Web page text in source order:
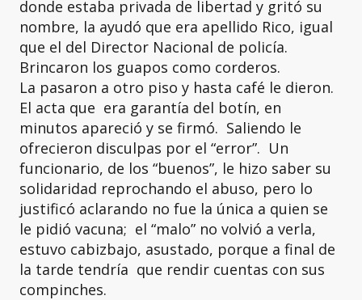
donde estaba privada de libertad y gritó su
nombre, la ayudó que era apellido Rico, igual
que el del Director Nacional de policía.
Brincaron los guapos como corderos.
La pasaron a otro piso y hasta café le dieron.
El acta que era garantía del botín, en
minutos apareció y se firmó. Saliendo le
ofrecieron disculpas por el “error”. Un
funcionario, de los “buenos”, le hizo saber su
solidaridad reprochando el abuso, pero lo
justificó aclarando no fue la única a quien se
le pidió vacuna; el “malo” no volvió a verla,
estuvo cabizbajo, asustado, porque a final de
la tarde tendría que rendir cuentas con sus
compinches.